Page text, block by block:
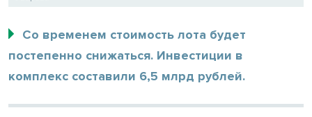
Со временем стоимость лота будет
постепенно снижаться. Инвестиции в
комплекс составили 6,5 млрд рублей.